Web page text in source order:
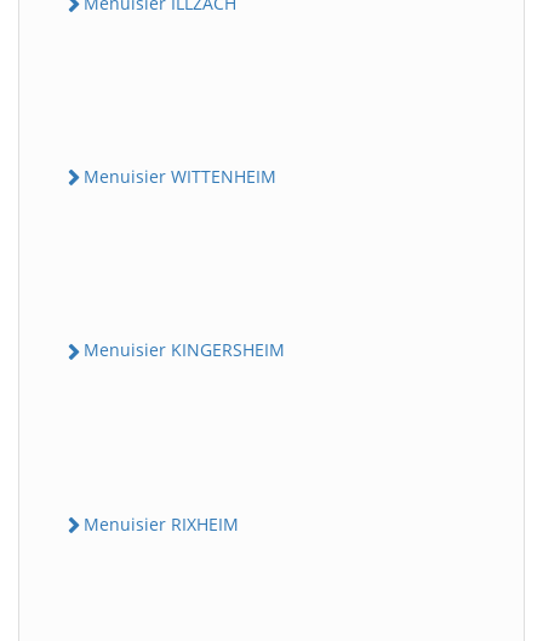
Menuisier WITTENHEIM
Menuisier KINGERSHEIM
Menuisier RIXHEIM